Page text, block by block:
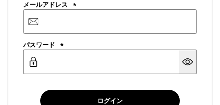
メールアドレス
パスワード
ログイン